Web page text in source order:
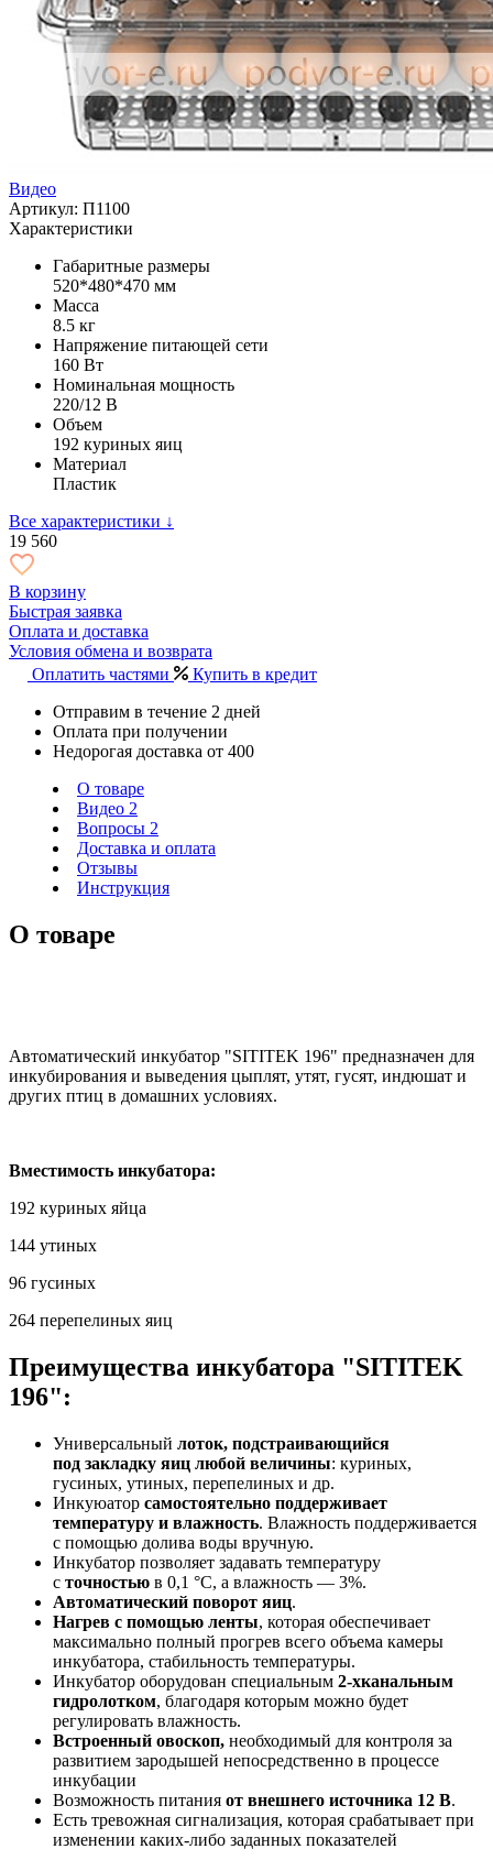
Видео
Артикул: П1100
Характеристики
Габаритные размеры
520*480*470 мм
Масса
8.5 кг
Напряжение питающей сети
160 Вт
Номинальная мощность
220/12 В
Объем
192 куриных яиц
Материал
Пластик
Все характеристики ↓
19 560
В корзину
Быстрая заявка
Оплата и доставка
Условия обмена и возврата
Оплатить частями
Купить в кредит
Отправим в течение 2 дней
Оплата при получении
Недорогая доставка от 400
О товаре
Видео 2
Вопросы 2
Доставка и оплата
Отзывы
Инструкция
О товаре
Автоматический инкубатор "SITITEK 196" предназначен для
инкубирования и выведения цыплят, утят, гусят, индюшат и
других птиц в домашних условиях.
Вместимость инкубатора:
192 куриных яйца
144 утиных
96 гусиных
264 перепелиных яиц
Преимущества инкубатора "SITITEK
196":
Универсальный лоток, подстраивающийся
под закладку яиц любой величины: куриных,
гусиных, утиных, перепелиных и др.
Инкуюатор самостоятельно поддерживает
температуру и влажность. Влажность поддерживается
с помощью долива воды вручную.
Инкубатор позволяет задавать температуру
с точностью в 0,1 °С, а влажность — 3%.
Автоматический поворот яиц.
Нагрев с помощью ленты, которая обеспечивает
максимально полный прогрев всего объема камеры
инкубатора, стабильность температуры.
Инкубатор оборудован специальным 2-хканальным
гидролотком, благодаря которым можно будет
регулировать влажность.
Встроенный овоскоп, необходимый для контроля за
развитием зародышей непосредственно в процессе
инкубации
Возможность питания от внешнего источника 12 В.
Есть тревожная сигнализация, которая срабатывает при
изменении каких-либо заданных показателей